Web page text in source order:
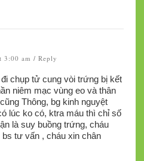
3:00 am / Reply
chụp tử cung vòi trứng bị kết
niêm mạc vùng eo và thân
Thông, bg kinh nguyệt
lúc ko có, ktra máu thì chỉ số
là suy buồng trứng, cháu
tư vấn , cháu xin chân